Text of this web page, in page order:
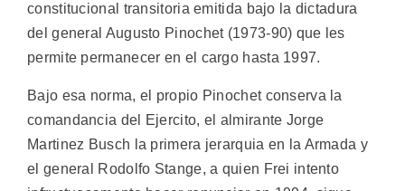
constitucional transitoria emitida bajo la dictadura
del general Augusto Pinochet (1973-90) que les
permite permanecer en el cargo hasta 1997.
Bajo esa norma, el propio Pinochet conserva la
comandancia del Ejercito, el almirante Jorge
Martinez Busch la primera jerarquia en la Armada y
el general Rodolfo Stange, a quien Frei intento